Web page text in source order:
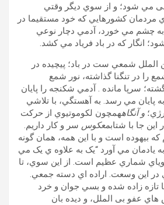
مي شود؛ و از سوي ديگر وقتي
مردمان کشورهايي که خود مستقيما در
چشم مي خورد، آدمي دچار نوعي
انگار که در باد فرياد مي کشد.
الملل شمعي ست در باد؛ پيچيده در
را در تنگنا گذاشته، نور شمع
سرپا مانده . آدمي شکنجه را پايان
پايان مي رسد. به آهستگي، با تلاشي
و آنگاههمچون لکوموتيوي از حرکت
اين جا با شتابمعکوس سر و کار داريم.
بيهوده است و با اين همه، همان گونه
یادمان مي آورد “يک به علاوه ي يک مي
شماري عظيم است. از اين سوي، تا
اين وسعت. اراده اي دسته جمعي.
تازه زاده شده و بسي جوان و خرد
عفو بی الملل، و ديده بان